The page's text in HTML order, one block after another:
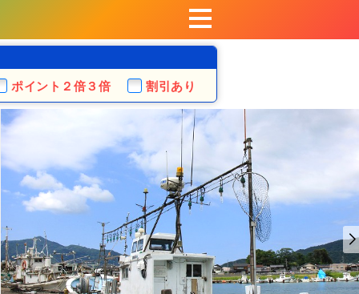
ポイント ２倍３倍 割引あり